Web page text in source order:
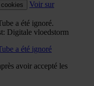
Voir sur
a été ignoré.
Digitale vloedstorm
a été ignoré
avoir accepté les